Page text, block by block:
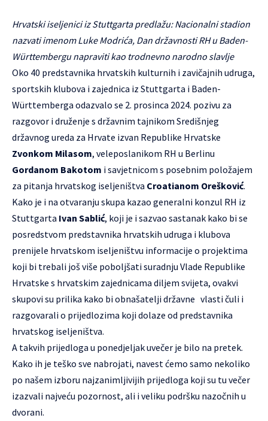
Hrvatski iseljenici iz Stuttgarta predlažu: Nacionalni stadion
nazvati imenom Luke Modrića, Dan državnosti RH u Baden-
Württembergu napraviti kao trodnevno narodno slavlje
Oko 40 predstavnika hrvatskih kulturnih i zavičajnih udruga,
sportskih klubova i zajednica iz Stuttgarta i Baden-
Württemberga odazvalo se 2. prosinca 2024. pozivu za
razgovor i druženje s državnim tajnikom Središnjeg
državnog ureda za Hrvate izvan Republike Hrvatske
Zvonkom Milasom, veleposlanikom RH u Berlinu
Gordanom Bakotom i savjetnicom s posebnim položajem
za pitanja hrvatskog iseljeništva Croatianom Orešković.
Kako je i na otvaranju skupa kazao generalni konzul RH iz
Stuttgarta Ivan Sablić, koji je i sazvao sastanak kako bi se
posredstvom predstavnika hrvatskih udruga i klubova
prenijele hrvatskom iseljeništvu informacije o projektima
koji bi trebali još više poboljšati suradnju Vlade Republike
Hrvatske s hrvatskim zajednicama diljem svijeta, ovakvi
skupovi su prilika kako bi obnašatelji državne vlasti čuli i
razgovarali o prijedlozima koji dolaze od predstavnika
hrvatskog iseljeništva.
A takvih prijedloga u ponedjeljak uvečer je bilo na pretek.
Kako ih je teško sve nabrojati, navest ćemo samo nekoliko
po našem izboru najzanimljivijih prijedloga koji su tu večer
izazvali najveću pozornost, ali i veliku podršku nazočnih u
dvorani.